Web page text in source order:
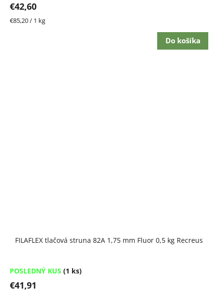
€42,60
Jednotková
€85,20 / 1 kg
Do košíka
FILAFLEX tlačová struna 82A 1,75 mm Fluor 0,5 kg Recreus
POSLEDNÝ KUS (1 ks)
€41,91